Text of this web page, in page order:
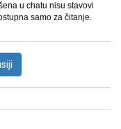
u chatu nisu stavovi
samo za čitanje.